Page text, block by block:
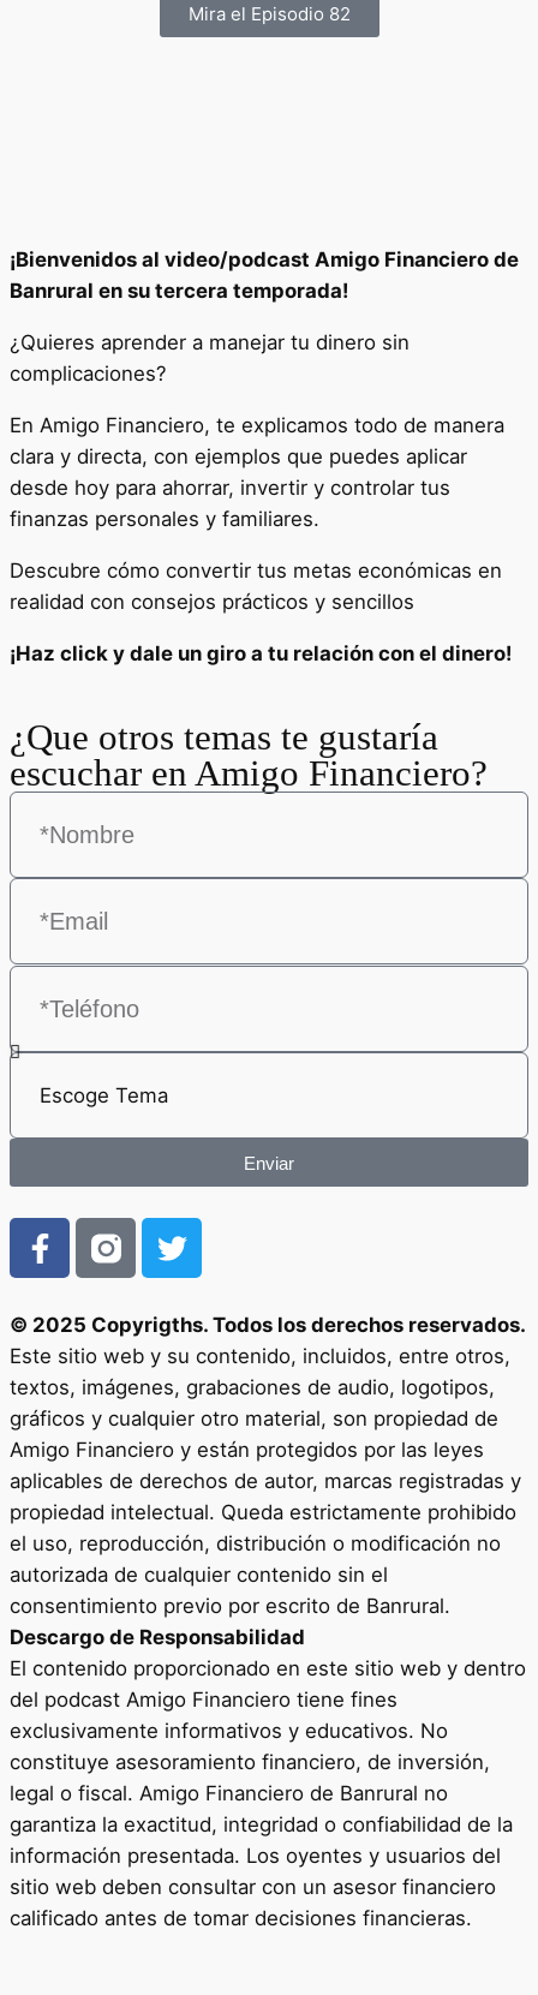
Mira el Episodio 82
¡Bienvenidos al video/podcast Amigo Financiero de
Banrural en su tercera temporada!
¿Quieres aprender a manejar tu dinero sin
complicaciones?
En Amigo Financiero, te explicamos todo de manera
clara y directa, con ejemplos que puedes aplicar
desde hoy para ahorrar, invertir y controlar tus
finanzas personales y familiares.
Descubre cómo convertir tus metas económicas en
realidad con consejos prácticos y sencillos
¡Haz click y dale un giro a tu relación con el dinero!
¿Que otros temas te gustaría
escuchar en Amigo Financiero?
Enviar
© 2025 Copyrigths. Todos los derechos reservados.
Este sitio web y su contenido, incluidos, entre otros,
textos, imágenes, grabaciones de audio, logotipos,
gráficos y cualquier otro material, son propiedad de
Amigo Financiero y están protegidos por las leyes
aplicables de derechos de autor, marcas registradas y
propiedad intelectual. Queda estrictamente prohibido
el uso, reproducción, distribución o modificación no
autorizada de cualquier contenido sin el
consentimiento previo por escrito de Banrural.
Descargo de Responsabilidad
El contenido proporcionado en este sitio web y dentro
del podcast Amigo Financiero tiene fines
exclusivamente informativos y educativos. No
constituye asesoramiento financiero, de inversión,
legal o fiscal. Amigo Financiero de Banrural no
garantiza la exactitud, integridad o confiabilidad de la
información presentada. Los oyentes y usuarios del
sitio web deben consultar con un asesor financiero
calificado antes de tomar decisiones financieras.